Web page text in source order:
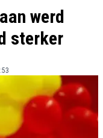
werd
sterker